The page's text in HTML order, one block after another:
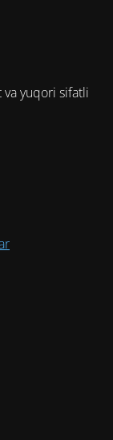
yuqori sifatli